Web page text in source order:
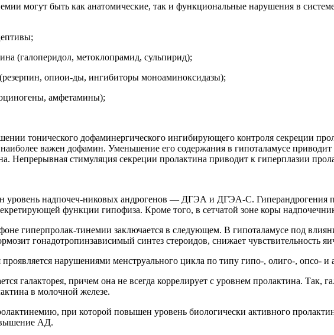
могут быть как анатомические, так и функциональные нарушения в
(галоперидол, метоклопрамид, сульпирид);
опиои-ды, ингибиторы моноаминоксидазы);
амфетамины);
тонического дофаминергического ингибирующего контроля секреции
важен дофамин. Уменьшение его содержания в гипоталамусе
Непрерывная стимуляция секреции пролактина приводит к гиперплазии
надпочеч-никовых андрогенов — ДГЭА и ДГЭА-С. Гиперандрогения
функции гипофиза. Кроме того, в сетчатой зоне коры
гиперпролак-тинемии заключается в следующем. В гипоталамусе под
гонадотропинзависимый синтез стероидов, снижает чувствительность
нарушениями менструального цикла по типу гипо-, олиго-, опсо- и
галакторея, причем она не всегда коррелирует с уровнем пролактина. Так,
в молочной железе.
при которой повышен уровень биологически активного
АД.